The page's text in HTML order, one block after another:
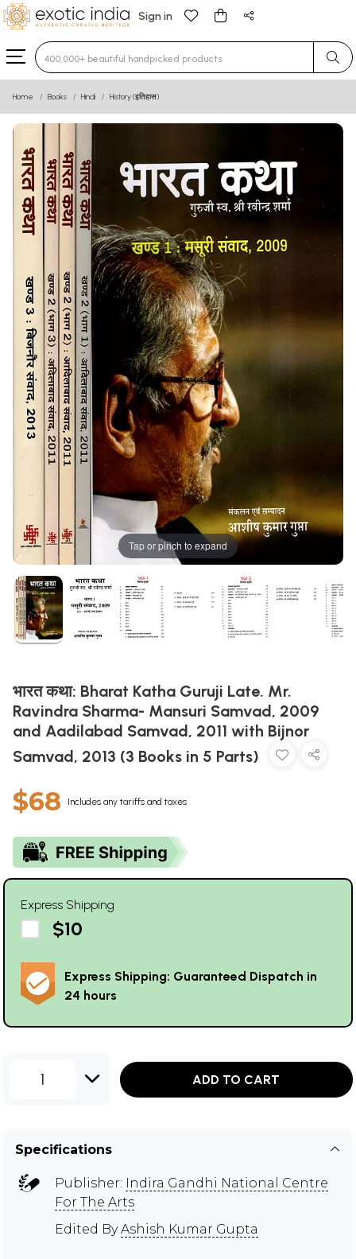
Sign in
Type 3 or more characters for results.
Home Books Hindi History (इतिहास)
Tap or pinch to expand
भारत कथा: Bharat Katha Guruji Late. Mr.
Ravindra Sharma- Mansuri Samvad, 2009
and Aadilabad Samvad, 2011 with Bijnor
Samvad, 2013 (3 Books in 5 Parts)
$68 Includes any tariffs and taxes
Express Shipping
$10
Express Shipping: Guaranteed Dispatch in
24 hours
1 ADD TO CART
Specifications
Publisher:
Indira Gandhi National Centre
For The Arts
Edited ByAshish Kumar Gupta